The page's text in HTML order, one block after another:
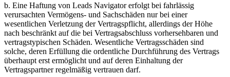
b. Eine Haftung von Leads Navigator erfolgt bei fahrlässig
verursachten Vermögens- und Sachschäden nur bei einer
wesentlichen Verletzung der Vertragspflicht, allerdings der Höhe
nach beschränkt auf die bei Vertragsabschluss vorhersehbaren und
vertragstypischen Schäden. Wesentliche Vertragsschäden sind
solche, deren Erfüllung die ordentliche Durchführung des Vertrags
überhaupt erst ermöglicht und auf deren Einhaltung der
Vertragspartner regelmäßig vertrauen darf.